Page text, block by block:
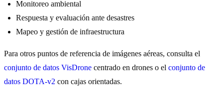
Monitoreo ambiental
Respuesta y evaluación ante desastres
Mapeo y gestión de infraestructura
Para otros puntos de referencia de imágenes aéreas, consulta el
conjunto de datos VisDrone centrado en drones o el conjunto de
datos DOTA-v2 con cajas orientadas.